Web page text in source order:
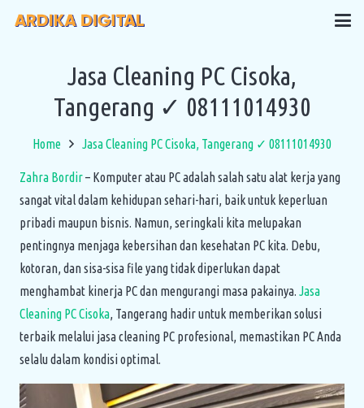
Jasa Cleaning PC Cisoka,
Tangerang ✓ 08111014930
Home Jasa Cleaning PC Cisoka, Tangerang ✓ 08111014930
Zahra Bordir– Komputer atau PC adalah salah satu alat kerja yang
sangat vital dalam kehidupan sehari-hari, baik untuk keperluan
pribadi maupun bisnis. Namun, seringkali kita melupakan
pentingnya menjaga kebersihan dan kesehatan PC kita. Debu,
kotoran, dan sisa-sisa file yang tidak diperlukan dapat
menghambat kinerja PC dan mengurangi masa pakainya. Jasa
Cleaning PC Cisoka, Tangerang hadir untuk memberikan solusi
terbaik melalui jasa cleaning PC profesional, memastikan PC Anda
selalu dalam kondisi optimal.